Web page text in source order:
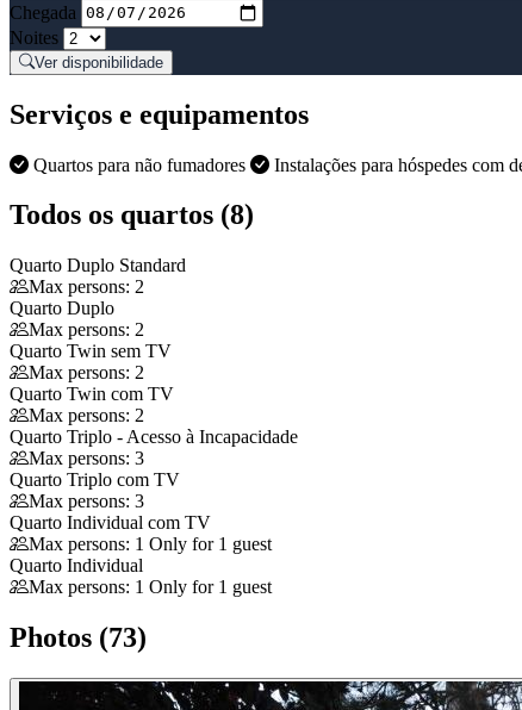
Chegada
Noites
Ver disponibilidade
Serviços e equipamentos
Quartos para não fumadores Instalações para hóspedes com
Todos os quartos (8)
Quarto Duplo Standard
Max persons: 2
Quarto Duplo
Max persons: 2
Quarto Twin sem TV
Max persons: 2
Quarto Twin com TV
Max persons: 2
Quarto Triplo - Acesso à Incapacidade
Max persons: 3
Quarto Triplo com TV
Max persons: 3
Quarto Individual com TV
Max persons: 1 Only for 1 guest
Quarto Individual
Max persons: 1 Only for 1 guest
Photos (73)